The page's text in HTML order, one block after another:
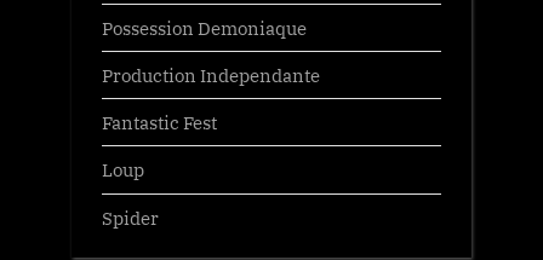
Possession Demoniaque
Production Independante
Fantastic Fest
Loup
Spider